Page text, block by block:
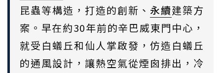
昆蟲等構造，打造的創新、 永續建築方
案。早在約30年前的辛巴威東門中心，
就受白蟻丘和仙人掌啟發，仿造白蟻丘
的通風設計，讓熱空氣從煙囪排出，冷